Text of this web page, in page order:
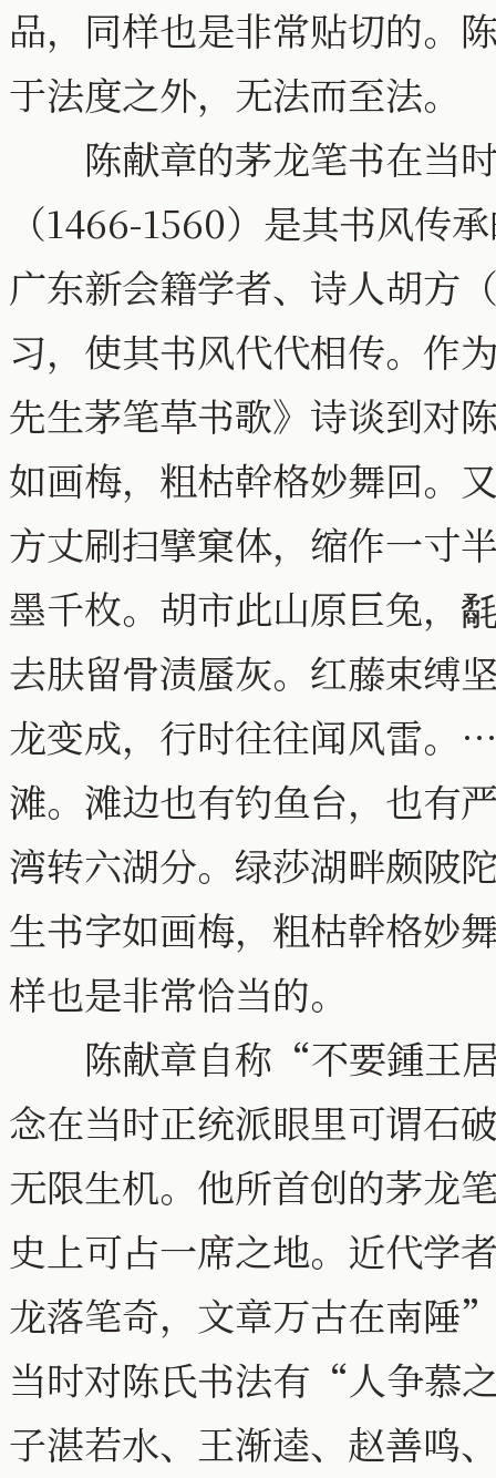
品，同样也是非常贴切的。
于法度之外，无法而至法。
陈献章的茅龙笔书在当时
（1466-1560）是其书风传
广东新会籍学者、诗人胡方
习，使其书风代代相传。作
先生茅笔草书歌》诗谈到对
如画梅，粗枯幹格妙舞回。
方丈刷扫擘窠体，缩作一寸
墨千枚。胡市此山原巨兔，
去肤留骨渍蜃灰。红藤束缚
龙变成，行时往往闻风雷
滩。滩边也有钓鱼台，也有
湾转六湖分。绿莎湖畔颇
生书字如画梅，粗枯幹格妙
样也是非常恰当的。
陈献章自称“不要鍾王居
念在当时正统派眼里可谓石
无限生机。他所首创的茅龙
史上可占一席之地。近代学
龙落笔奇，文章万古在南陲
当时对陈氏书法有“人争慕
子湛若水、王渐逵、赵善鸣